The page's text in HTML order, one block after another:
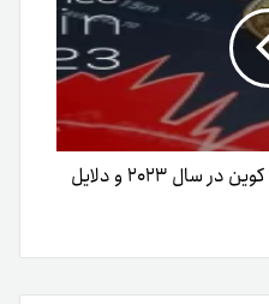
احتمال سقوط قیمت بایننس کوین در سال ۲۰۲۳ و دلایل